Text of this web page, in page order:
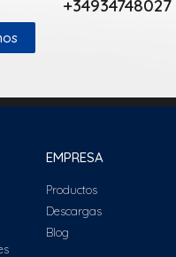
+34934748027
EMPRESA
Productos
Descargas
Blog